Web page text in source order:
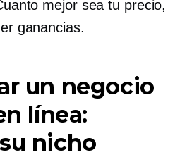
mejor sea tu precio,
ganancias.
un negocio
línea:
nicho